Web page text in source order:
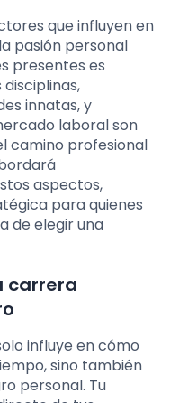
que influyen en
pasión personal
presentes es
innatas, y
laboral son
camino profesional
aspectos,
para quienes
de elegir una
carrera
influye en cómo
sino también
personal. Tu